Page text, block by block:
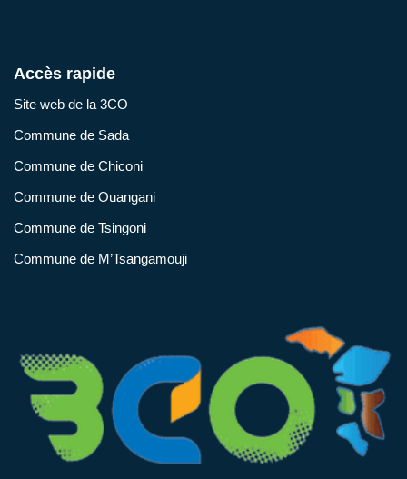
Accès rapide
Site web de la 3CO
Commune de Sada
Commune de Chiconi
Commune de Ouangani
Commune de Tsingoni
Commune de M’Tsangamouji